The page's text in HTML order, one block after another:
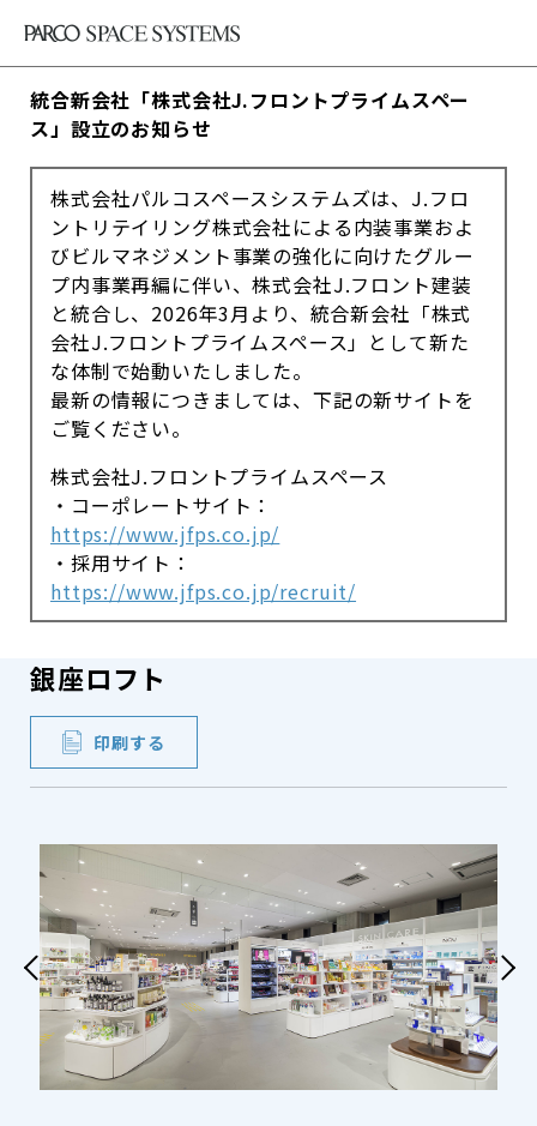
統合新会社「株式会社J.フロントプライムスペー
ス」設立のお知らせ
株式会社パルコスペースシステムズは、J.フロ
ントリテイリング株式会社による内装事業およ
びビルマネジメント事業の強化に向けたグルー
プ内事業再編に伴い、株式会社J.フロント建装
と統合し、2026年3月より、統合新会社「株式
会社J.フロントプライムスペース」として新た
な体制で始動いたしました。
最新の情報につきましては、下記の新サイトを
ご覧ください。
株式会社J.フロントプライムスペース
・コーポレートサイト：
https://www.jfps.co.jp/
・採用サイト：
https://www.jfps.co.jp/recruit/
銀座ロフト
印刷する